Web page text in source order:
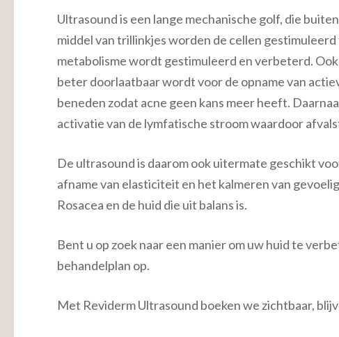
Ultrasound is een lange mechanische golf, die
middel van trillinkjes worden de cellen
metabolisme wordt gestimuleerd en verbeterd.
beter doorlaatbaar wordt voor de opname van
beneden zodat acne geen kans meer heeft.
activatie van de lymfatische stroom waardoor
De ultrasound is daarom ook uitermate geschikt
afname van elasticiteit en het kalmeren van
Rosacea en de huid die uit balans is.
Bent u op zoek naar een manier om uw huid te
behandelplan op.
Met Reviderm Ultrasound boeken we zichtbaar,